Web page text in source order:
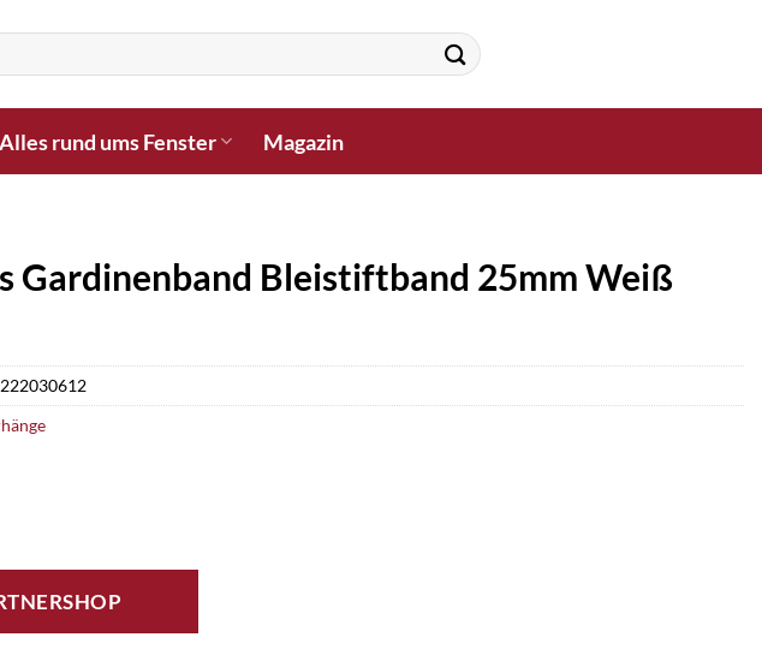
Alles rund ums Fenster Magazin
Gardinenband Bleistiftband 25mm Weiß